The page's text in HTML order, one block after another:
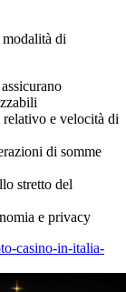
di
e velocità di
di somme
stretto del
e privacy
casino-in-italia-